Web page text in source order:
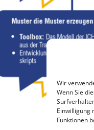
Wir
Wenn Sie
Einwilligung
Funktionen